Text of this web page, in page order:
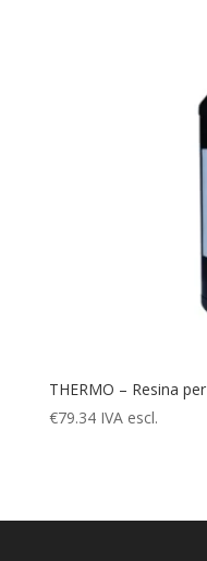
THERMO – Resina
€79.34 IVA escl.